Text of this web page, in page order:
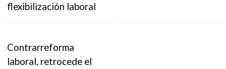
flexibilización laboral
Contrarreforma
laboral, retrocede el